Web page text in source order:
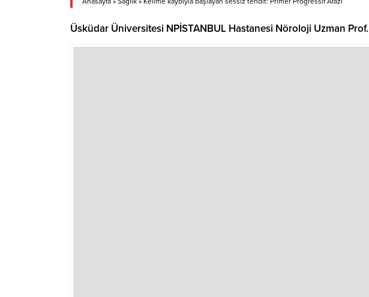
Üsküdar Üniversitesi NPİSTANBUL Hastanesi Nöroloji Uzman Prof.